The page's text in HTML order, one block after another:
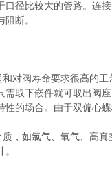
径比较大的管路。连
断。
对阀寿命要求很高的
取下嵌件就可取出阀
的场合。由于双偏心
，如氯气、氧气、高